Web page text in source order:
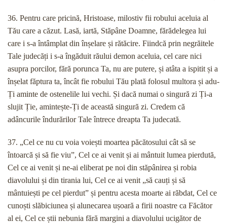
36. Pentru care pricină, Hristoase, milostiv fii robului aceluia al
Tău care a căzut. Lasă, iartă, Stăpâne Doamne, fărădelegea lui
care i s-a întâmplat din înșelare și rătăcire. Fiindcă prin negrăitele
Tale judecăți i s-a îngăduit răului demon aceluia, cel care nici
asupra porcilor, fără porunca Ta, nu are putere, și atâta a ispitit și a
înșelat făptura ta, încât fie robului Tău plată folosul multora și adu-
Ți aminte de ostenelile lui vechi. Și dacă numai o singură zi Ți-a
slujit Ție, amintește-Ți de această singură zi. Credem că
adâncurile îndurărilor Tale întrece dreapta Ta judecată.
37. „Cel ce nu cu voia voiești moartea păcătosului cât să se
întoarcă și să fie viu”, Cel ce ai venit și ai mântuit lumea pierdută,
Cel ce ai venit și ne-ai eliberat pe noi din stăpânirea și robia
diavolului și din tirania lui, Cel ce ai venit „să cauți și să
mântuiești pe cel pierdut” și pentru acesta moarte ai răbdat, Cel ce
cunoști slăbiciunea și alunecarea ușoară a firii noastre ca Făcător
al ei, Cel ce știi nebunia fără margini a diavolului ucigător de